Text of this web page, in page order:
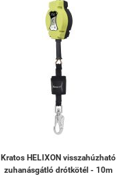
Kratos HELIXON visszahúzható
zuhanásgátló drótkötél - 10m